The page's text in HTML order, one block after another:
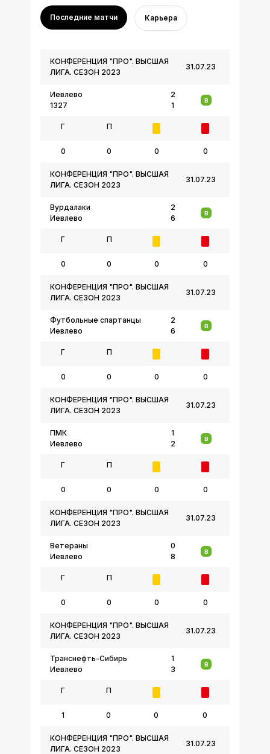
Последние матчи Карьера
31.07.23
КОНФЕРЕНЦИЯ "ПРО". ВЫСШАЯ
ЛИГА. СЕЗОН 2023
Иевлево
1327
2
1
В
Г П
0 0 0 0
31.07.23
КОНФЕРЕНЦИЯ "ПРО". ВЫСШАЯ
ЛИГА. СЕЗОН 2023
Вурдалаки
Иевлево
2
6
В
Г П
0 0 0 0
31.07.23
КОНФЕРЕНЦИЯ "ПРО". ВЫСШАЯ
ЛИГА. СЕЗОН 2023
Футбольные спартанцы
Иевлево
2
6
В
Г П
0 0 0 0
31.07.23
КОНФЕРЕНЦИЯ "ПРО". ВЫСШАЯ
ЛИГА. СЕЗОН 2023
ПМК
Иевлево
1
2
В
Г П
0 0 0 0
31.07.23
КОНФЕРЕНЦИЯ "ПРО". ВЫСШАЯ
ЛИГА. СЕЗОН 2023
Ветераны
Иевлево
0
8
В
Г П
0 0 0 0
31.07.23
КОНФЕРЕНЦИЯ "ПРО". ВЫСШАЯ
ЛИГА. СЕЗОН 2023
Транснефть-Сибирь
Иевлево
1
3
В
Г П
1 0 0 0
31.07.23
КОНФЕРЕНЦИЯ "ПРО". ВЫСШАЯ
ЛИГА. СЕЗОН 2023